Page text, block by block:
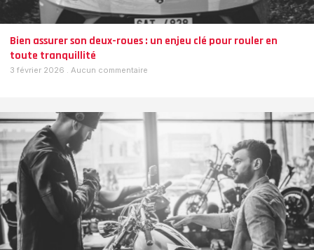
Bien assurer son deux-roues : un enjeu clé pour rouler en
toute tranquillité
3 février 2026 Aucun commentaire